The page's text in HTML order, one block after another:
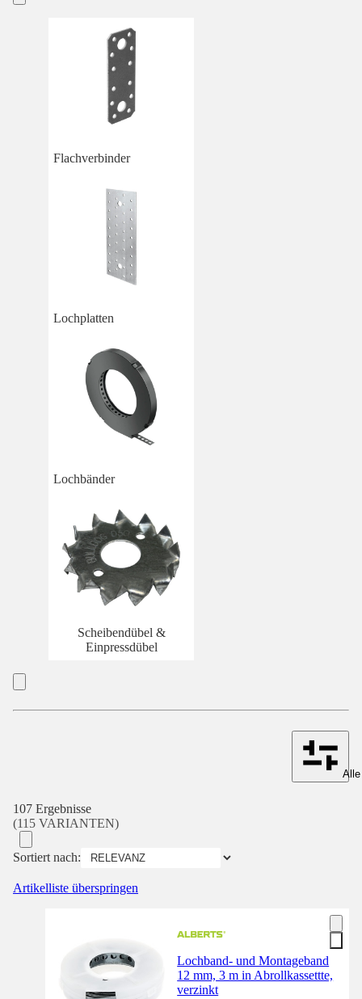
Flachverbinder
Lochplatten
Lochbänder
Scheibendübel &
Einpressdübel
107 Ergebnisse
(115 VARIANTEN)
Sortiert nach:
Artikelliste überspringen
Lochband- und Montageband
12 mm, 3 m in Abrollkassettte,
verzinkt